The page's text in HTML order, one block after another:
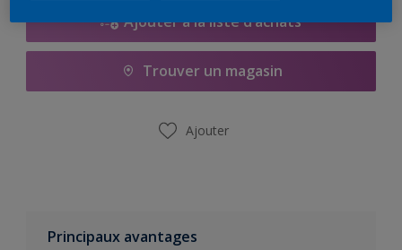
Ajouter à la liste d’achats
Trouver un magasin
Ajouter
Principaux avantages